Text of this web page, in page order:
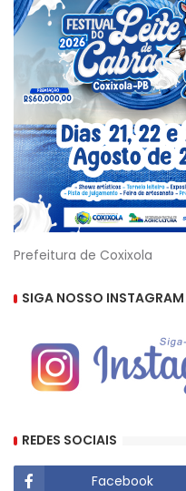
Prefeitura de Coxixola
SIGA NOSSO INSTAGRAM
REDES SOCIAIS
Facebook